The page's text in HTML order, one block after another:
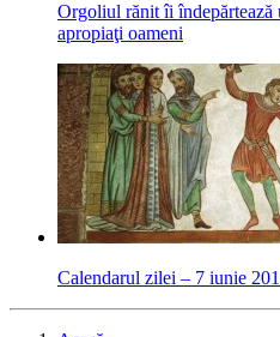
Orgoliul rănit îi îndepărtează
apropiaţi oameni
Calendarul zilei – 7 iunie